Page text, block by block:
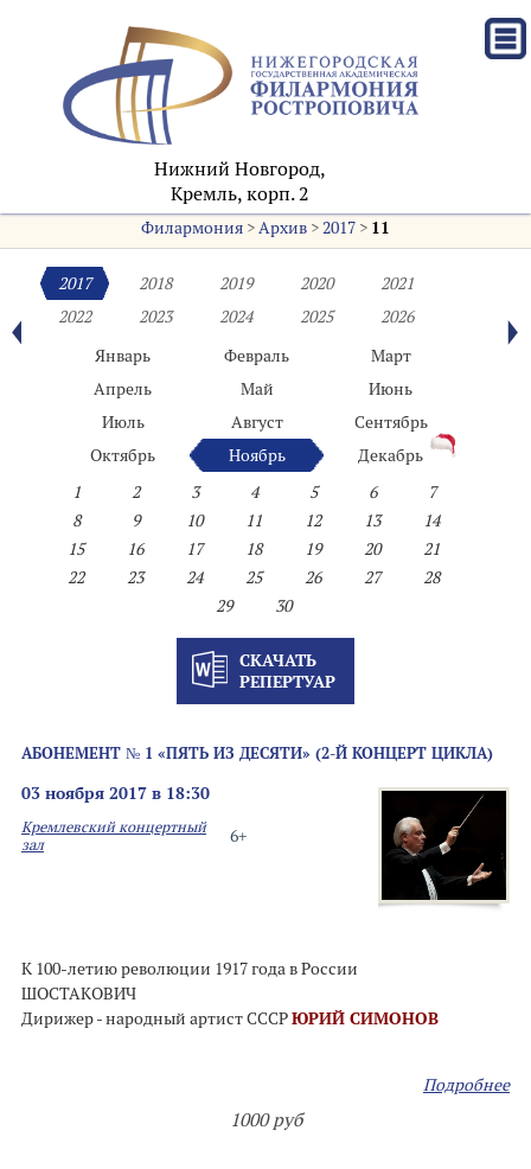
Нижний Новгород,
Кремль, корп. 2
Филармония>Архив>2017> 11
2017 2018 2019 2020
2021
2022
2023 2024 2025
2026
Январь
Февраль
Март
Апрель
Май
Июнь
Июль
Август
Сентябрь
Октябрь
Ноябрь
Декабрь
1
2 3 4 5 6
7
8
9 10 11 12 13
14
15
16 17 18 19 20
21
22
23 24 25 26 27
28
29
30
СКАЧАТЬ
РЕПЕРТУАР
АБОНЕМЕНТ № 1 «ПЯТЬ ИЗ ДЕСЯТИ» (2-Й КОНЦЕРТ ЦИКЛА)
03 ноября 2017 в 18:30
6+
Кремлевский концертный
зал
К 100-летию революции 1917 года в России
ШОСТАКОВИЧ
Дирижер - народный артист СССРЮРИЙ СИМОНОВ
Подробнее
1000 руб